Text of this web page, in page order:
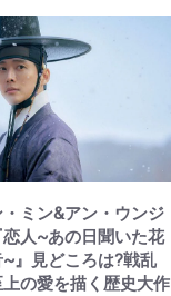
ミン&アン・ウンジ
恋人~あの日聞いた花
』見どころは?戦乱
の愛を描く歴史大作